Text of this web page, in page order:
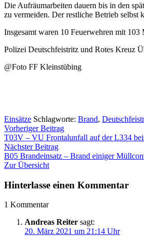
Die Aufräumarbeiten dauern bis in den
zu vermeiden. Der restliche Betrieb
Insgesamt waren 10 Feuerwehren mit
Polizei Deutschfeistritz und Rotes Kreuz
@Foto FF Kleinstübing
Einsätze Schlagworte: Brand,
Beitragsnavigation
Vorheriger BeitragVorheriger
Beitrag:
T03V – VU Frontalunfall auf der L334
Nächster BeitragNächster
Beitrag:
B05 Brandeinsatz – Brand einiger
Zur Übersicht
Hinterlasse einen Kommentar
1 Kommentar
Andreas Reiter sagt:
20. März 2021 um 21:14 Uhr